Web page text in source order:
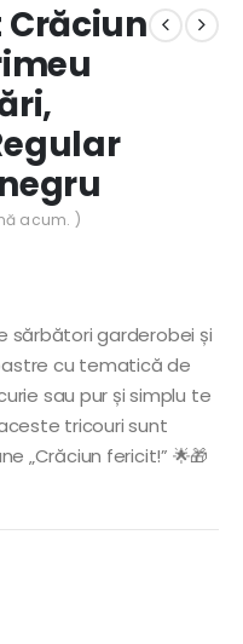
acum. )
sărbători garderobei și
cu tematică de
sau pur și simplu te
tricouri sunt
„Crăciun fericit!” 🌟🎁